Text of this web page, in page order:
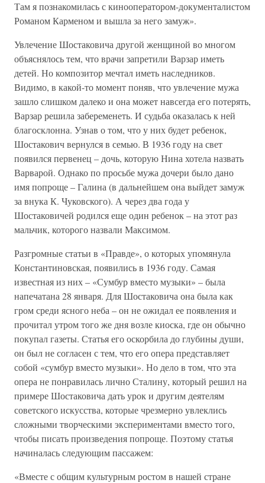
Там я познакомилась с кинооператором-документалистом
Романом Карменом и вышла за него замуж».
Увлечение Шостаковича другой женщиной во многом
объяснялось тем, что врачи запретили Варзар иметь
детей. Но композитор мечтал иметь наследников.
Видимо, в какой-то момент поняв, что увлечение мужа
зашло слишком далеко и она может навсегда его потерять,
Варзар решила забеременеть. И судьба оказалась к ней
благосклонна. Узнав о том, что у них будет ребенок,
Шостакович вернулся в семью. В 1936 году на свет
появился первенец – дочь, которую Нина хотела назвать
Варварой. Однако по просьбе мужа дочери было дано
имя попроще – Галина (в дальнейшем она выйдет замуж
за внука К. Чуковского). А через два года у
Шостаковичей родился еще один ребенок – на этот раз
мальчик, которого назвали Максимом.
Разгромные статьи в «Правде», о которых упомянула
Константиновская, появились в 1936 году. Самая
известная из них – «Сумбур вместо музыки» – была
напечатана 28 января. Для Шостаковича она была как
гром среди ясного неба – он не ожидал ее появления и
прочитал утром того же дня возле киоска, где он обычно
покупал газеты. Статья его оскорбила до глубины души,
он был не согласен с тем, что его опера представляет
собой «сумбур вместо музыки». Но дело в том, что эта
опера не понравилась лично Сталину, который решил на
примере Шостаковича дать урок и другим деятелям
советского искусства, которые чрезмерно увлеклись
сложными творческими экспериментами вместо того,
чтобы писать произведения попроще. Поэтому статья
начиналась следующим пассажем:
«Вместе с общим культурным ростом в нашей стране